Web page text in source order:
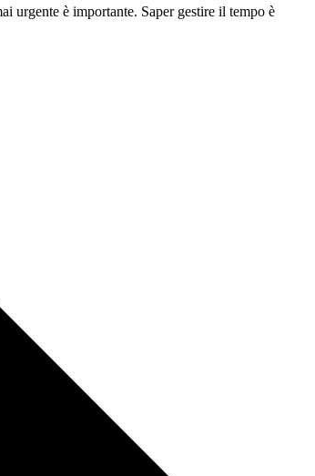
urgente è importante. Saper gestire il tempo è